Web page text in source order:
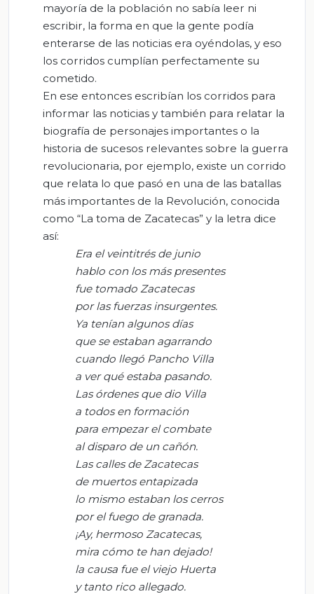
mayoría de la población no sabía leer ni
escribir, la forma en que la gente podía
enterarse de las noticias era oyéndolas, y eso
los corridos cumplían perfectamente su
cometido.
En ese entonces escribían los corridos para
informar las noticias y también para relatar la
biografía de personajes importantes o la
historia de sucesos relevantes sobre la guerra
revolucionaria, por ejemplo, existe un corrido
que relata lo que pasó en una de las batallas
más importantes de la Revolución, conocida
como “La toma de Zacatecas” y la letra dice
así:
Era el veintitrés de junio
hablo con los más presentes
fue tomado Zacatecas
por las fuerzas insurgentes.
Ya tenían algunos días
que se estaban agarrando
cuando llegó Pancho Villa
a ver qué estaba pasando.
Las órdenes que dio Villa
a todos en formación
para empezar el combate
al disparo de un cañón.
Las calles de Zacatecas
de muertos entapizada
lo mismo estaban los cerros
por el fuego de granada.
¡Ay, hermoso Zacatecas,
mira cómo te han dejado!
la causa fue el viejo Huerta
y tanto rico allegado.